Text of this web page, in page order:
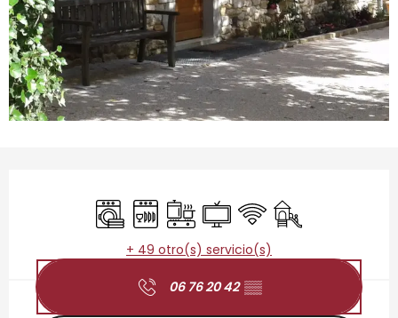
LavadoraLavavajillas
Placa de cocción
Televisión
Wifi Juegos infantiles
+ 49 otro(s) servicio(s)
06 76 20 42 ▒▒